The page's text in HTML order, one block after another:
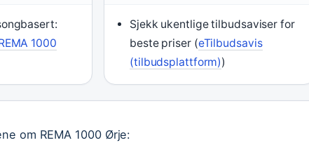
1000
Sjekk ukentlige tilbudsaviser for
beste priser (eTilbudsavis
(tilbudsplattform))
om REMA 1000 Ørje: